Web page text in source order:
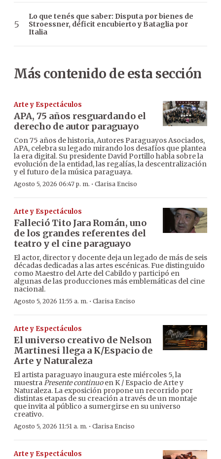
Lo que tenés que saber: Disputa por bienes de
Stroessner, déficit encubierto y Bataglia por
Italia
Más contenido de esta sección
Arte y Espectáculos
APA, 75 años resguardando el
derecho de autor paraguayo
Con 75 años de historia, Autores Paraguayos Asociados,
APA, celebra su legado mirando los desafíos que plantea
la era digital. Su presidente David Portillo habla sobre la
evolución de la entidad, las regalías, la descentralización
y el futuro de la música paraguaya.
Agosto 5, 2026 06:47 p. m. · Clarisa Enciso
Arte y Espectáculos
Falleció Tito Jara Román, uno
de los grandes referentes del
teatro y el cine paraguayo
El actor, director y docente deja un legado de más de seis
décadas dedicadas a las artes escénicas. Fue distinguido
como Maestro del Arte del Cabildo y participó en
algunas de las producciones más emblemáticas del cine
nacional.
Agosto 5, 2026 11:55 a. m. · Clarisa Enciso
Arte y Espectáculos
El universo creativo de Nelson
Martinesi llega a K/Espacio de
Arte y Naturaleza
El artista paraguayo inaugura este miércoles 5, la
muestraPresente continuoen K / Espacio de Arte y
Naturaleza. La exposición propone un recorrido por
distintas etapas de su creación a través de un montaje
que invita al público a sumergirse en su universo
creativo.
Agosto 5, 2026 11:51 a. m. · Clarisa Enciso
Arte y Espectáculos